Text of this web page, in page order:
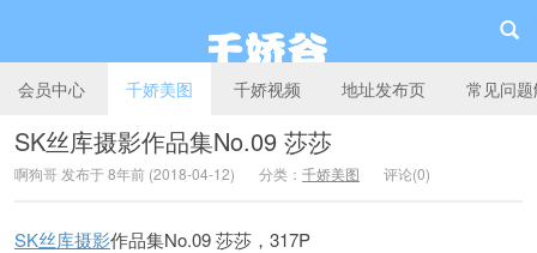
千娇谷
会员中心 千娇美图 千娇视频 地址发布页 常见问
SK丝库摄影作品集No.09 莎莎
啊狗哥 发布于 8年前 (2018-04-12) 分类： 千娇美图 评论(0)
SK丝库摄影作品集No.09 莎莎，317P